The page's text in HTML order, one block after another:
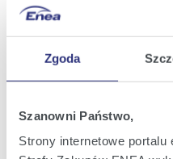
Zgoda
Szanowni Państwo,
Strony internetowe portalu
pierwszych dziewięciu
okresem w 2015 r.
Zgodnie z
w przedziale ok. 8,5 – 9,0
tego roku Spółka